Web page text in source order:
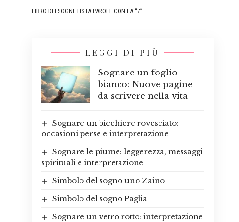
LIBRO DEI SOGNI: LISTA PAROLE CON LA “Z”
LEGGI DI PIÙ
Sognare un foglio
bianco: Nuove pagine
da scrivere nella vita
Sognare un bicchiere rovesciato:
occasioni perse e interpretazione
Sognare le piume: leggerezza, messaggi
spirituali e interpretazione
Simbolo del sogno uno Zaino
Simbolo del sogno Paglia
Sognare un vetro rotto: interpretazione